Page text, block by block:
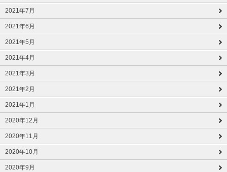
2021年7月
2021年6月
2021年5月
2021年4月
2021年3月
2021年2月
2021年1月
2020年12月
2020年11月
2020年10月
2020年9月